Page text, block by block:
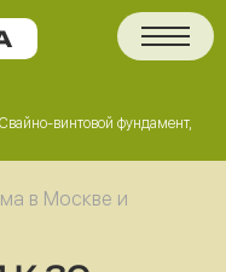
в Москве и
винтовой фундамент,